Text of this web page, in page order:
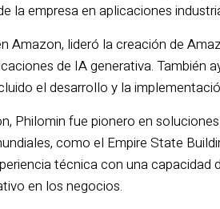
la empresa en aplicaciones
Amazon, lideró la creación de
de IA generativa. También
el desarrollo y la
Philomin fue pionero en
como el Empire State
técnica con una
en los negocios.